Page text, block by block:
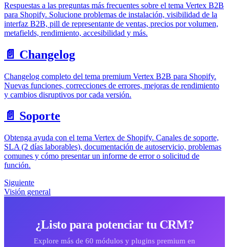
Respuestas a las preguntas más frecuentes sobre el tema Vertex B2B
para Shopify. Solucione problemas de instalación, visibilidad de la
interfaz B2B, pill de representante de ventas, precios por volumen,
metafields, rendimiento, accesibilidad y más.
📄️ Changelog
Changelog completo del tema premium Vertex B2B para Shopify.
Nuevas funciones, correcciones de errores, mejoras de rendimiento
y cambios disruptivos por cada versión.
📄️ Soporte
Obtenga ayuda con el tema Vertex de Shopify. Canales de soporte,
SLA (2 días laborables), documentación de autoservicio, problemas
comunes y cómo presentar un informe de error o solicitud de
función.
Siguiente
Visión general
¿Listo para potenciar tu CRM?
Explore más de 60 módulos y plugins premium en